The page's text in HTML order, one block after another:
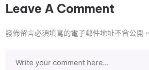
Leave A Comment
發佈留言必須填寫的電子郵件地址不會公開。